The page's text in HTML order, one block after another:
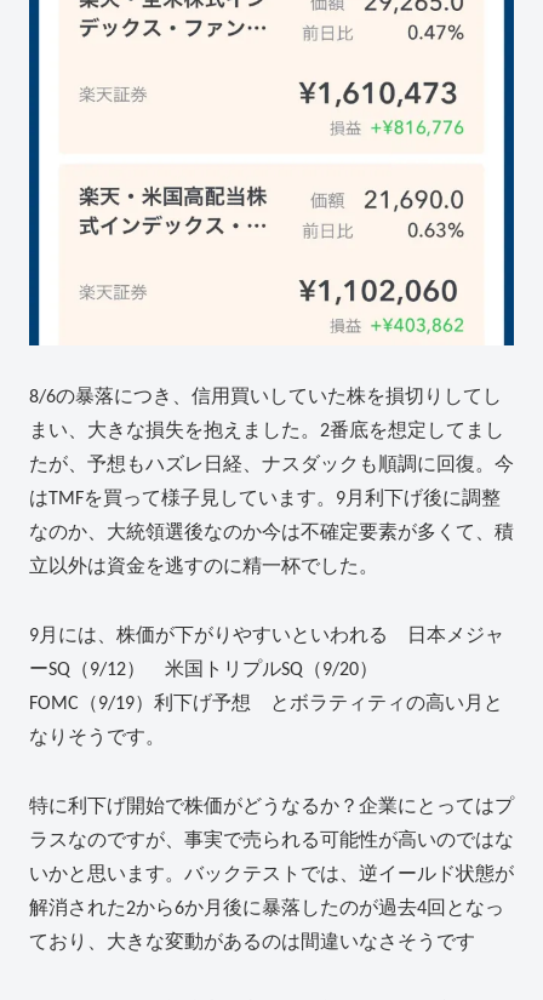
8/6の暴落につき、信用買いしていた株を損切りしてし
まい、大きな損失を抱えました。2番底を想定してまし
たが、予想もハズレ日経、ナスダックも順調に回復。今
はTMFを買って様子見しています。9月利下げ後に調整
なのか、大統領選後なのか今は不確定要素が多くて、積
立以外は資金を逃すのに精一杯でした。
9月には、株価が下がりやすいといわれる 日本メジャ
ーSQ（9/12） 米国トリプルSQ（9/20）
FOMC（9/19）利下げ予想 とボラティティの高い月と
なりそうです。
特に利下げ開始で株価がどうなるか？企業にとってはプ
ラスなのですが、事実で売られる可能性が高いのではな
いかと思います。バックテストでは、逆イールド状態が
解消された2から6か月後に暴落したのが過去4回となっ
ており、大きな変動があるのは間違いなさそうです